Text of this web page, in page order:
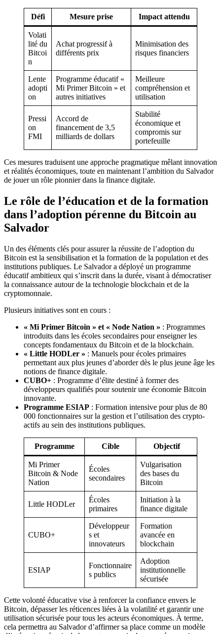
Défi Mesure prise Impact attendu
Volati
lité du
Bitcoi
n
Achat progressif à
différents prix
Minimisation des
risques financiers
Lente
adopti
on
Programme éducatif «
Mi Primer Bitcoin » et
autres initiatives
Meilleure
compréhension et
utilisation
Pressi
on
FMI
Accord de
financement de 3,5
milliards de dollars
Stabilité
économique et
compromis sur
portefeuille
Ces mesures traduisent une approche pragmatique mêlant innovation
et réalités économiques, toute en maintenant l’ambition du Salvador
de jouer un rôle pionnier dans la finance digitale.
Le rôle de l’éducation et de la formation
dans l’adoption pérenne du Bitcoin au
Salvador
Un des éléments clés pour assurer la réussite de l’adoption du
Bitcoin est la sensibilisation et la formation de la population et des
institutions publiques. Le Salvador a déployé un programme
éducatif ambitieux qui s’inscrit dans la durée, visant à démocratiser
la connaissance autour de la technologie blockchain et de la
cryptomonnaie.
Plusieurs initiatives sont en cours :
« Mi Primer Bitcoin » et « Node Nation » : Programmes
introduits dans les écoles secondaires pour enseigner les
concepts fondamentaux du Bitcoin et de la blockchain.
« Little HODLer » : Manuels pour écoles primaires
permettant aux plus jeunes d’aborder dès le plus jeune âge les
notions de finance digitale.
CUBO+ : Programme d’élite destiné à former des
développeurs qualifiés pour soutenir une économie Bitcoin
innovante.
Programme ESIAP : Formation intensive pour plus de 80
000 fonctionnaires sur la gestion et l’utilisation des crypto-
actifs au sein des institutions publiques.
Programme Cible Objectif
Mi Primer
Bitcoin & Node
Nation
Écoles
secondaires
Vulgarisation
des bases du
Bitcoin
Little HODLer
Écoles
primaires
Initiation à la
finance digitale
CUBO+
Développeur
s et
innovateurs
Formation
avancée en
blockchain
ESIAP
Fonctionnaire
s publics
Adoption
institutionnelle
sécurisée
Cette volonté éducative vise à renforcer la confiance envers le
Bitcoin, dépasser les réticences liées à la volatilité et garantir une
utilisation sécurisée pour tous les acteurs économiques. À terme,
cela permettra au Salvador d’affirmer sa place comme un modèle